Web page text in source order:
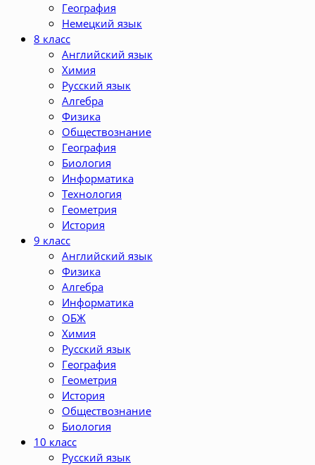
География
Немецкий язык
8 класс
Английский язык
Химия
Русский язык
Алгебра
Физика
Обществознание
География
Биология
Информатика
Технология
Геометрия
История
9 класс
Английский язык
Физика
Алгебра
Информатика
ОБЖ
Химия
Русский язык
География
Геометрия
История
Обществознание
Биология
10 класс
Русский язык